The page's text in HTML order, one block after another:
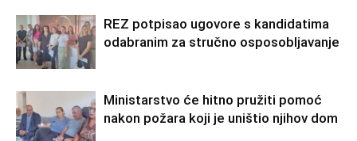
REZ potpisao ugovore s kandidatima
odabranim za stručno osposobljavanje
Ministarstvo će hitno pružiti pomoć
nakon požara koji je uništio njihov dom